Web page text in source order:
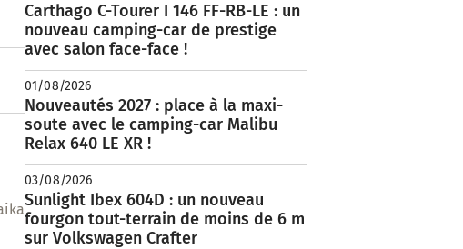
Carthago C-Tourer I 146 FF-RB-LE : un
nouveau camping-car de prestige
avec salon face-face !
01/08/2026
Nouveautés 2027 : place à la maxi-
soute avec le camping-car Malibu
Relax 640 LE XR !
03/08/2026
Sunlight Ibex 604D : un nouveau
fourgon tout-terrain de moins de 6 m
sur Volkswagen Crafter